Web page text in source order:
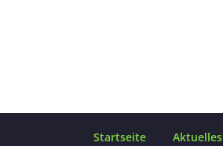
Startseite Aktuelles